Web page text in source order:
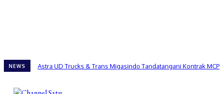
NEWS Astra UD Trucks & Trans Migasindo Tandatangani Kontrak MCP